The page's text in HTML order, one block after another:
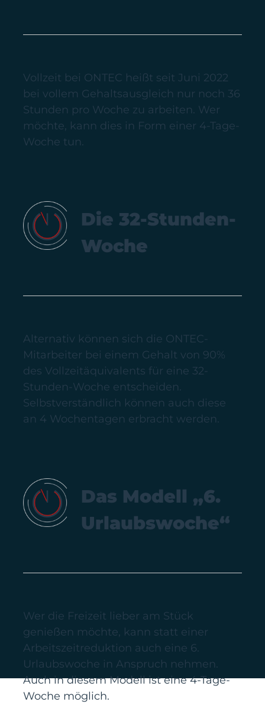
Vollzeit bei ONTEC heißt seit Juni 2022
bei vollem Gehaltsausgleich nur noch 36
Stunden pro Woche zu arbeiten. Wer
möchte, kann dies in Form einer 4-Tage-
Woche tun.
Die 32-Stunden-
Woche
Alternativ können sich die ONTEC-
Mitarbeiter bei einem Gehalt von 90%
des Vollzeitäquivalents für eine 32-
Stunden-Woche entscheiden.
Selbstverständlich können auch diese
an 4 Wochentagen erbracht werden.
Das Modell „6.
Urlaubswoche“
Wer die Freizeit lieber am Stück
genießen möchte, kann statt einer
Arbeitszeitreduktion auch eine 6.
Urlaubswoche in Anspruch nehmen.
Auch in diesem Modell ist eine 4-Tage-
Woche möglich.